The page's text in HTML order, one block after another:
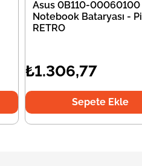
Asus 0B110-00060100
Notebook Bataryası -
RETRO
₺1.306,77
Sepete Ekle